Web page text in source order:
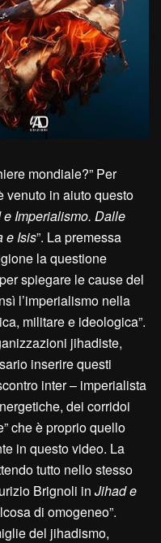
mondiale?” Per
venuto in aiuto questo
e Imperialismo. Dalle
e Isis”. La premessa
la questione
spiegare le cause del
l’imperialismo nella
militare e ideologica”.
jihadiste,
inserire questi
inter – imperialista
dei corridoi
che è proprio quello
in questo video. La
tutto nello stesso
Brignoli in Jihad e
di omogeneo”.
del jihadismo,